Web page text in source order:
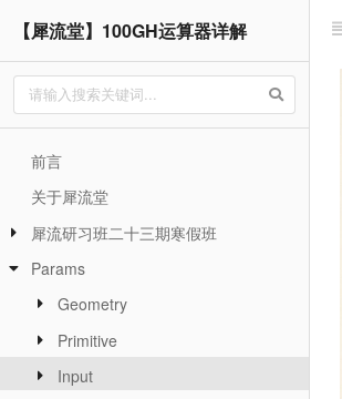
【犀流堂】100GH运算器详解
前言
关于犀流堂
犀流研习班二十三期寒假班
Params
Geometry
Primitive
Input